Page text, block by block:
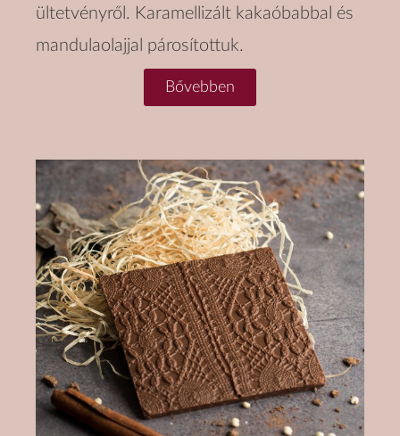
ültetvényről. Karamellizált kakaóbabbal és
mandulaolajjal párosítottuk.
Bővebben